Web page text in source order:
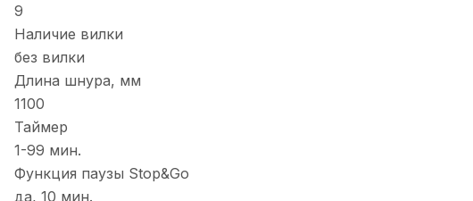
9
Наличие вилки
без вилки
Длина шнура, мм
1100
Таймер
1-99 мин.
Функция паузы Stop&Go
да, 10 мин.